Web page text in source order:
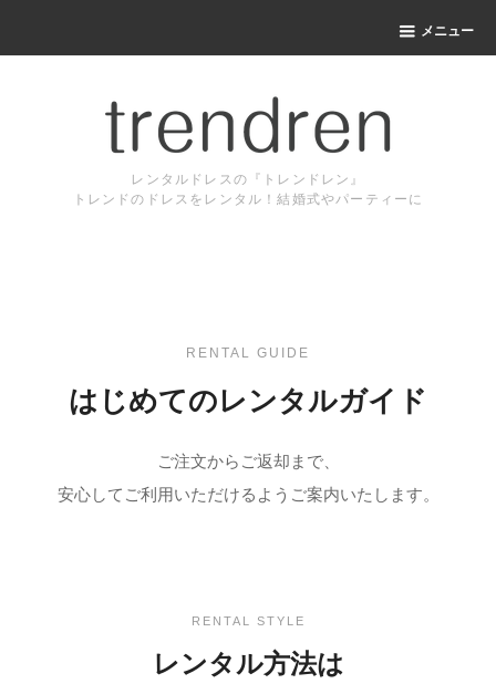
メニュー
レンタルドレスの『トレンドレン』
トレンドのドレスをレンタル！結婚式やパーティーに
RENTAL GUIDE
はじめてのレンタルガイド
ご注文からご返却まで、
安心してご利用いただけるようご案内いたします。
RENTAL STYLE
レンタル方法は